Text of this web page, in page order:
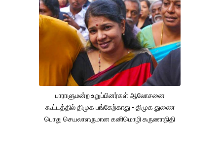
பாராளுமன்ற உறுப்பினர்கள் ஆலோசனை
கூட்டத்தில் திமுக பங்கேற்காது - திமுக துணை
பொது செயலாளருமான கனிமொழி கருணாநிதி